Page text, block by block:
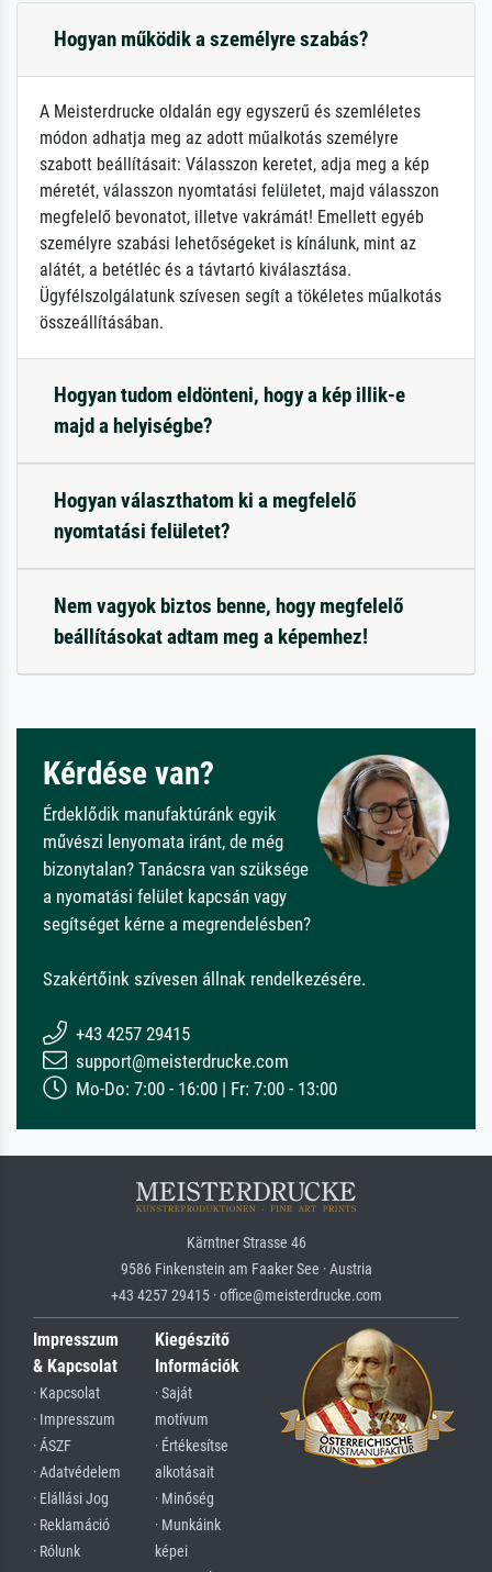
Hogyan működik a személyre szabás?
A Meisterdrucke oldalán egy egyszerű és szemléletes
módon adhatja meg az adott műalkotás személyre
szabott beállításait: Válasszon keretet, adja meg a kép
méretét, válasszon nyomtatási felületet, majd válasszon
megfelelő bevonatot, illetve vakrámát! Emellett egyéb
személyre szabási lehetőségeket is kínálunk, mint az
alátét, a betétléc és a távtartó kiválasztása.
Ügyfélszolgálatunk szívesen segít a tökéletes műalkotás
összeállításában.
Hogyan tudom eldönteni, hogy a kép illik-e
majd a helyiségbe?
Hogyan választhatom ki a megfelelő
nyomtatási felületet?
Nem vagyok biztos benne, hogy megfelelő
beállításokat adtam meg a képemhez!
Kérdése van?
Érdeklődik manufaktúránk egyik
művészi lenyomata iránt, de még
bizonytalan? Tanácsra van szüksége
a nyomatási felület kapcsán vagy
segítséget kérne a megrendelésben?
Szakértőink szívesen állnak rendelkezésére.
+43 4257 29415
support@meisterdrucke.com
Mo-Do: 7:00 - 16:00 | Fr: 7:00 - 13:00
Kärntner Strasse 46
9586 Finkenstein am Faaker See · Austria
+43 4257 29415 · office@meisterdrucke.com
Impresszum
& Kapcsolat
· Kapcsolat
· Impresszum
· ÁSZF
· Adatvédelem
· Elállási Jog
· Reklamáció
· Rólunk
Kiegészítő
Információk
· Saját
motívum
· Értékesítse
alkotásait
· Minőség
· Munkáink
képei